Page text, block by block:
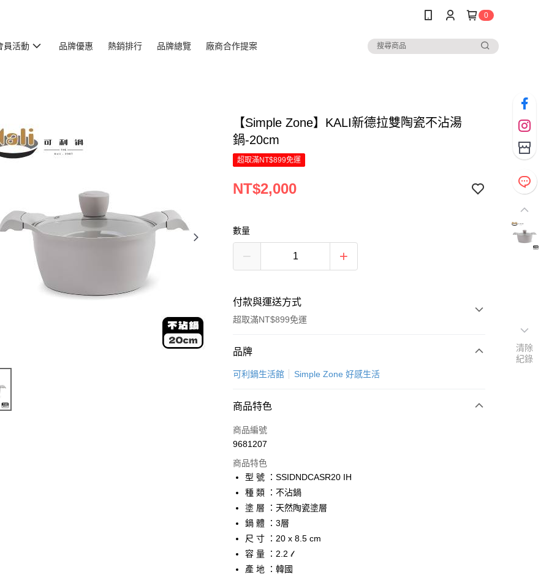
0
員活動 品牌優惠 熱銷排行 品牌總覽 廠商合作提案
【Simple Zone】KALI新德拉雙陶瓷不沾湯
鍋-20cm
超取滿NT$899免運
NT$2,000
數量
付款與運送方式
超取滿NT$899免運
付款方式
信用卡一次付款
街口支付
悠遊付
Google Pay
全盈+PAY
大哥付你分期
【大哥付你分期使用說明】
1.本服務由台灣大哥大提供，台灣大哥大用戶可立即使用無須另外申請。
AFTEE先享後付
品牌
可利鍋生活館 Simple Zone 好感生活
商品特色
商品編號
9681207
商品特色
型 號 ：SSIDNDCASR20 IH
種 類 ：不沾鍋
塗 層 ：天然陶瓷塗層
鍋 體 ：3層
尺 寸 ：20 x 8.5 cm
容 量 ：2.2 𝓁
產 地 ：韓國
清除
紀錄